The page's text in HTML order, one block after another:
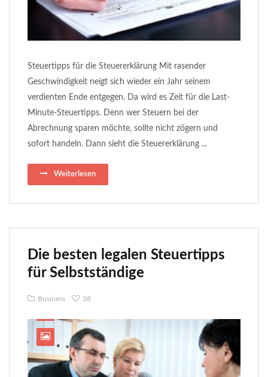
Steuertipps für die Steuererklärung Mit rasender
Geschwindigkeit neigt sich wieder ein Jahr seinem
verdienten Ende entgegen. Da wird es Zeit für die Last-
Minute-Steuertipps. Denn wer Steuern bei der
Abrechnung sparen möchte, sollte nicht zögern und
sofort handeln. Dann sieht die Steuererklärung ...
Weiterlesen
Die besten legalen Steuertipps
für Selbstständige
Business 38